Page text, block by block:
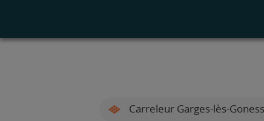
Carreleur Garges-lès-